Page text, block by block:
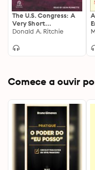
The U.S. Congress: A
Very Short
Introduction
Donald A. Ritchie
Comece a ouvir